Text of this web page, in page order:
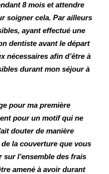
8 mois et attendre
soigner cela. Par ailleurs
ayant effectué une
dentiste avant le départ
nécessaires afin d’être à
durant mon séjour à
pour ma première
pour un motif qui ne
douter de manière
la couverture que vous
sur l’ensemble des frais
amené à avoir durant